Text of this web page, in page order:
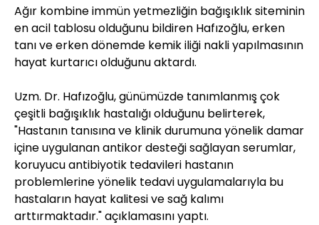
Ağır kombine immün yetmezliğin bağışıklık siteminin
en acil tablosu olduğunu bildiren Hafızoğlu, erken
tanı ve erken dönemde kemik iliği nakli yapılmasının
hayat kurtarıcı olduğunu aktardı.
Uzm. Dr. Hafızoğlu, günümüzde tanımlanmış çok
çeşitli bağışıklık hastalığı olduğunu belirterek,
"Hastanın tanısına ve klinik durumuna yönelik damar
içine uygulanan antikor desteği sağlayan serumlar,
koruyucu antibiyotik tedavileri hastanın
problemlerine yönelik tedavi uygulamalarıyla bu
hastaların hayat kalitesi ve sağ kalımı
arttırmaktadır." açıklamasını yaptı.